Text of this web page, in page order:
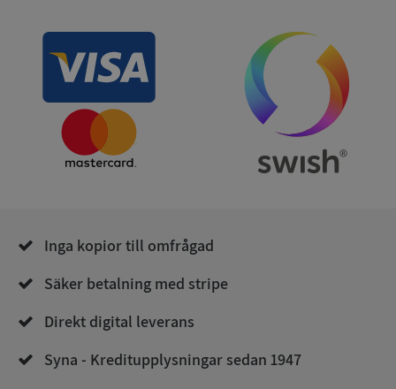
Inga kopior till omfrågad
Säker betalning med stripe
Direkt digital leverans
Syna - Kreditupplysningar sedan 1947
__RequestVerificationToken
Microsoft
Corporation
de.syna.se